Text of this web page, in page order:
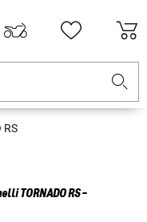
RS
TORNADO RS -